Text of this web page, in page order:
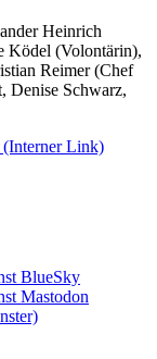
Heinrich
Ködel (Volontärin),
Reimer (Chef
Denise Schwarz,
(Interner Link)
BlueSky
Mastodon